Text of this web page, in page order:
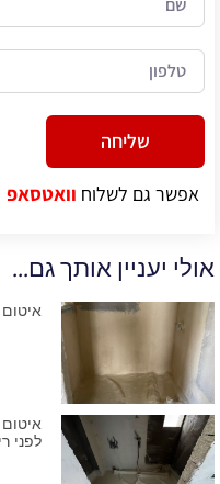
שליחה
Alternative:
אפשר גם לשלוח וואטסאפ
אולי יעניין אותך גם...
לפני